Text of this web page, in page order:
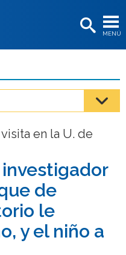
MENÚ
os
os
os
en la U. de
de
le
y el niño a